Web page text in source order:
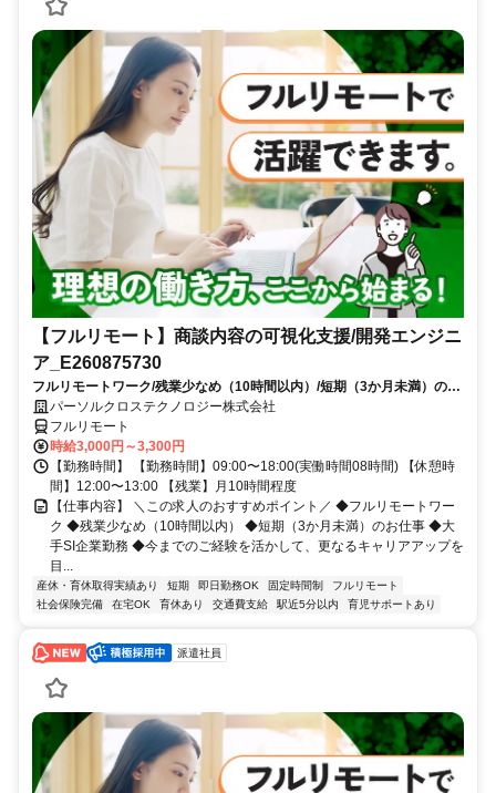
【フルリモート】商談内容の可視化支援/開発エンジニ
ア_E260875730
フルリモートワーク/残業少なめ（10時間以内）/短期（3か月未満）のお
仕事/大手SI企業勤務/今までのご経験を活かして、更なるキャリアアップ
を目指せます
パーソルクロステクノロジー株式会社
フルリモート
時給3,000円～3,300円
【勤務時間】 【勤務時間】09:00〜18:00(実働時間08時間) 【休憩時
間】12:00〜13:00 【残業】月10時間程度
【仕事内容】 ＼この求人のおすすめポイント／ ◆フルリモートワー
ク ◆残業少なめ（10時間以内） ◆短期（3か月未満）のお仕事 ◆大
手SI企業勤務 ◆今までのご経験を活かして、更なるキャリアアップを
目...
産休・育休取得実績あり 短期 即日勤務OK 固定時間制
フルリモート
社会保険完備
在宅OK 育休あり 交通費支給 駅近5分以内 育児サポートあり
派遣社員